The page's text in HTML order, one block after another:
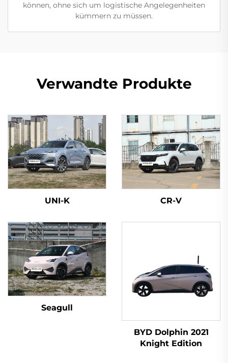
können, ohne sich um logistische Angelegenheiten
kümmern zu müssen.
Verwandte Produkte
UNI-K CR-V
Seagull
BYD Dolphin 2021
Knight Edition